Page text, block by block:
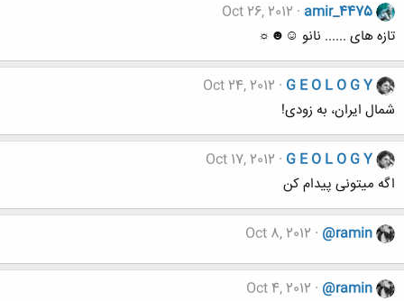
amir_4475
Oct 26, 2012
تازه های ...... نانو ☺☻☼
G E O L O G Y
Oct 24, 2012
شمال ایران، به زودی!
G E O L O G Y
Oct 17, 2012
اگه میتونی پیدام کن
@ramin
Oct 8, 2012
@ramin
Oct 4, 2012